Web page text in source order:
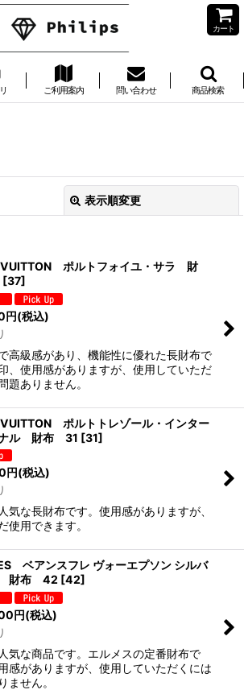
カート
ご利用案内 問い合わせ 商品検索
表示順変更
VUITTON ポルトフォイユ・サラ 財
[37]
円(税込)
高級感があり、機能性に優れた長財布で
、使用感がありますが、使用していただ
題ありません。
ポルトトレゾール・インター
ナル 財布 31 [31]
円(税込)
気な長財布です。使用感がありますが、
使用できます。
ベアンスフレ ヴォーエプソン シルバ
財布 42 [42]
円(税込)
気な商品です。エルメスの定番財布で
感がありますが、使用していただくには
ません。